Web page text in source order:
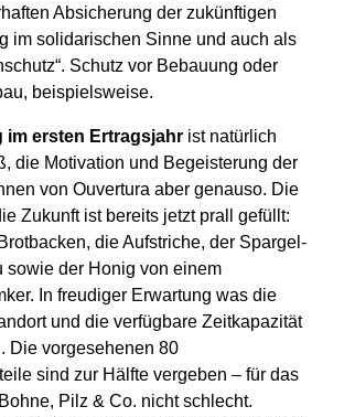
Absicherung der zukünftigen
im solidarischen Sinne und auch als
Schutz vor Bebauung oder
beispielsweise.
im ersten Ertragsjahr ist natürlich
die Motivation und Begeisterung der
von Ouvertura aber genauso. Die
Zukunft ist bereits jetzt prall gefüllt:
die Aufstriche, der Spargel-
sowie der Honig von einem
In freudiger Erwartung was die
und die verfügbare Zeitkapazität
Die vorgesehenen 80
sind zur Hälfte vergeben – für das
Pilz & Co. nicht schlecht.